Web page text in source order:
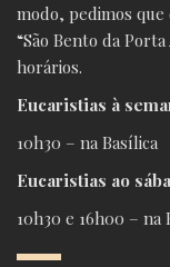
modo, pedimos que
“São Bento da
horários.
Eucaristias à
10h30 – na Basílica
Eucaristias ao
10h30 e 16h00 – na